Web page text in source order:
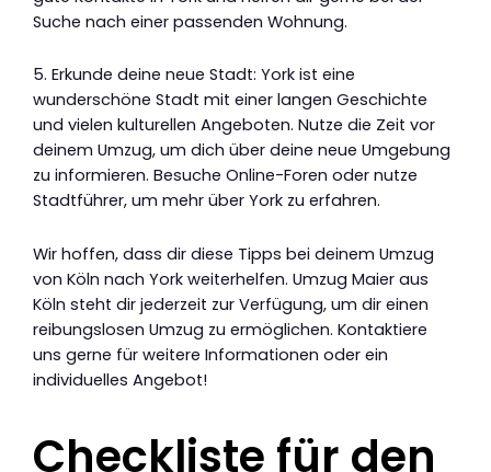
Suche nach einer passenden Wohnung.
5. Erkunde deine neue Stadt: York ist eine
wunderschöne Stadt mit einer langen Geschichte
und vielen kulturellen Angeboten. Nutze die Zeit vor
deinem Umzug, um dich über deine neue Umgebung
zu informieren. Besuche Online-Foren oder nutze
Stadtführer, um mehr über York zu erfahren.
Wir hoffen, dass dir diese Tipps bei deinem Umzug
von Köln nach York weiterhelfen. Umzug Maier aus
Köln steht dir jederzeit zur Verfügung, um dir einen
reibungslosen Umzug zu ermöglichen. Kontaktiere
uns gerne für weitere Informationen oder ein
individuelles Angebot!
Checkliste für den